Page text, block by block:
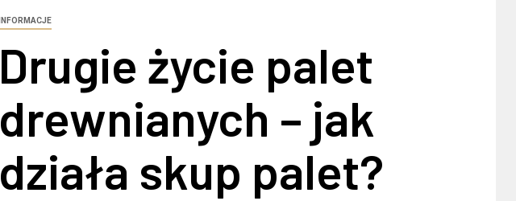
INFORMACJE
Drugie życie palet
drewnianych – jak
działa skup palet?